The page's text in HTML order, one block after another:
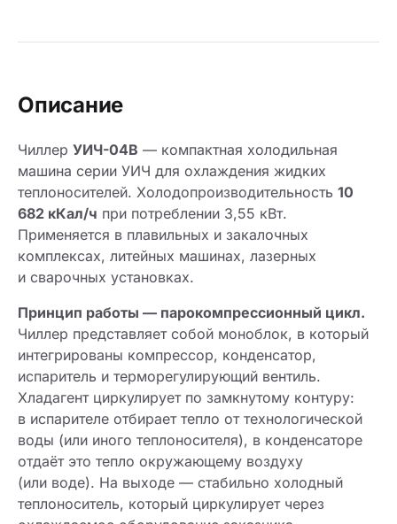
Описание
Чиллер УИЧ-04В — компактная холодильная
машина серии УИЧ для охлаждения жидких
теплоносителей. Холодопроизводительность 10
682 кКал/ч при потреблении 3,55 кВт.
Применяется в плавильных и закалочных
комплексах, литейных машинах, лазерных
и сварочных установках.
Принцип работы — парокомпрессионный цикл.
Чиллер представляет собой моноблок, в который
интегрированы компрессор, конденсатор,
испаритель и терморегулирующий вентиль.
Хладагент циркулирует по замкнутому контуру:
в испарителе отбирает тепло от технологической
воды (или иного теплоносителя), в конденсаторе
отдаёт это тепло окружающему воздуху
(или воде). На выходе — стабильно холодный
теплоноситель, который циркулирует через